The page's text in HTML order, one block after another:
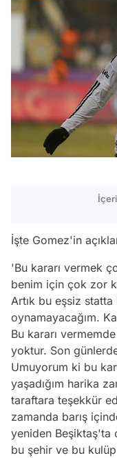
İşte Gomez'in
'Bu kararı vermek
benim için çok zor
Artık bu eşsiz
oynamayacağım.
Bu kararı
yoktur. Son
Umuyorum ki bu
yaşadığım harika
taraftara teşekkür
zamanda barış
yeniden Beşiktaş'ta
bu şehir ve bu